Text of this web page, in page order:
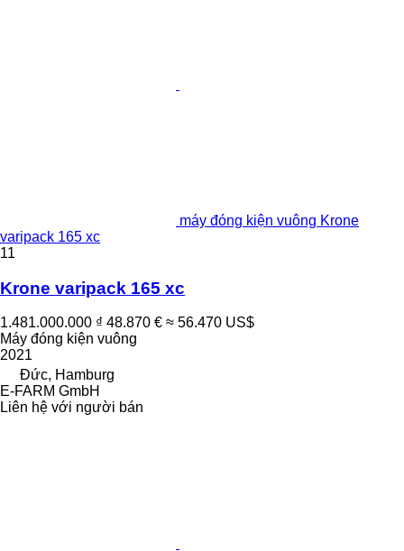
máy đóng kiện vuông Krone
varipack 165 xc
11
Krone varipack 165 xc
1.481.000.000 ₫ 48.870 € ≈ 56.470 US$
Máy đóng kiện vuông
2021
Đức, Hamburg
E-FARM GmbH
Liên hệ với người bán